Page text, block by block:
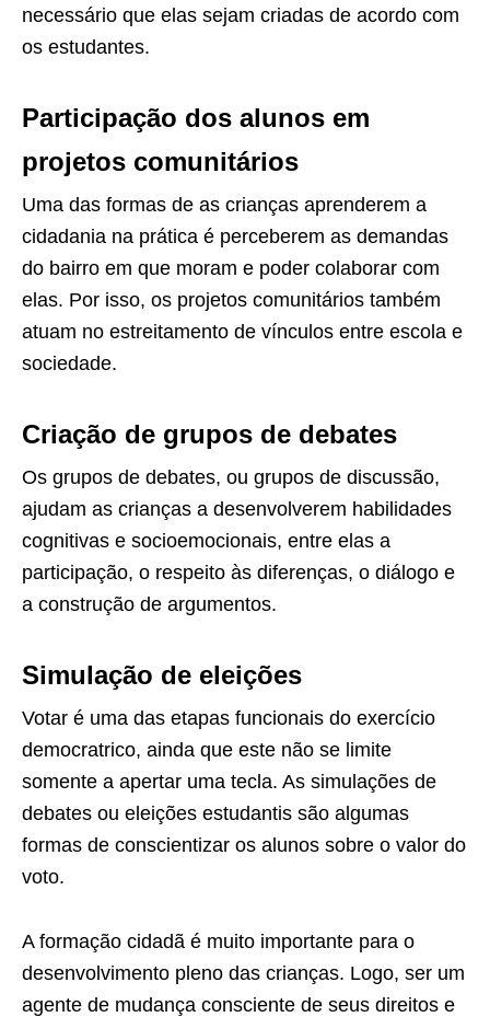
necessário que elas sejam criadas de acordo com
os estudantes.
Participação dos alunos em
projetos comunitários
Uma das formas de as crianças aprenderem a
cidadania na prática é perceberem as demandas
do bairro em que moram e poder colaborar com
elas. Por isso, os projetos comunitários também
atuam no estreitamento de vínculos entre escola e
sociedade.
Criação de grupos de debates
Os grupos de debates, ou grupos de discussão,
ajudam as crianças a desenvolverem habilidades
cognitivas e socioemocionais, entre elas a
participação, o respeito às diferenças, o diálogo e
a construção de argumentos.
Simulação de eleições
Votar é uma das etapas funcionais do exercício
democratrico, ainda que este não se limite
somente a apertar uma tecla. As simulações de
debates ou eleições estudantis são algumas
formas de conscientizar os alunos sobre o valor do
voto.
A formação cidadã é muito importante para o
desenvolvimento pleno das crianças. Logo, ser um
agente de mudança consciente de seus direitos e